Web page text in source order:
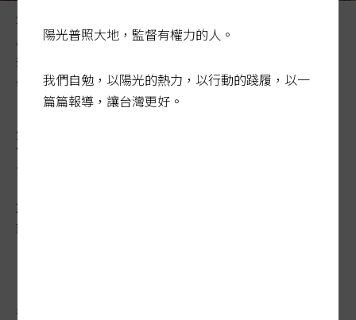
光電開發爭議，外界寄望納入環評把關，但有環評委員四
度提「光電進環評」建議都無下文；環境部昨表示，全案
還要蒐集意見討論。圖為台南七股大型光電案場。記者劉
學聖／攝影
環委四度提光電開發納環評案
沒下文
2024-01-09 00:35:44
聯合報 / 記者鄭朝陽、胡瑞玲、張已亷／連線報導
各地開發光電爭議四起，但環評委員四度提
陽光普照大地，監督有權力的人。
我們自勉，以陽光的熱力，以行動的踐履，以一
篇篇報導，讓台灣更好。